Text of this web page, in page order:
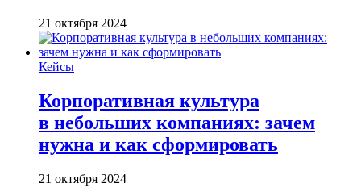
21 октября 2024
Кейсы
Корпоративная культура
в небольших компаниях: зачем
нужна и как сформировать
21 октября 2024